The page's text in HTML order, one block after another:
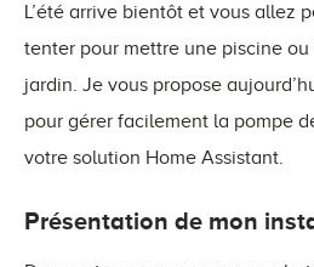
L’été arrive bientôt et vous allez
tenter pour mettre une piscine ou
jardin. Je vous propose
pour gérer facilement la pompe
votre solution Home Assistant.
Présentation de mon